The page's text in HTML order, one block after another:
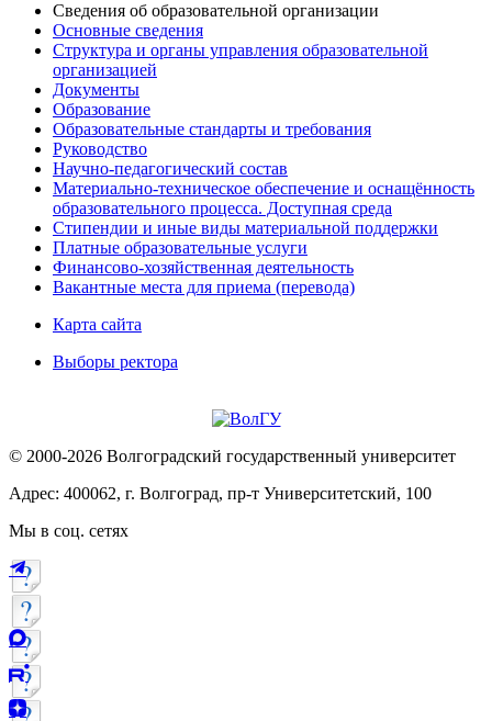
Сведения об образовательной организации
Основные сведения
Структура и органы управления образовательной
организацией
Документы
Образование
Образовательные стандарты и требования
Руководство
Научно-педагогический состав
Материально-техническое обеспечение и оснащённость
образовательного процесса. Доступная среда
Стипендии и иные виды материальной поддержки
Платные образовательные услуги
Финансово-хозяйственная деятельность
Вакантные места для приема (перевода)
Карта сайта
Выборы ректора
© 2000-2026 Волгоградский государственный университет
Адрес: 400062, г. Волгоград, пр-т Университетский, 100
Мы в соц. сетях